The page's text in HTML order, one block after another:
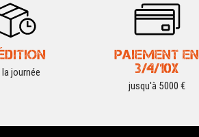
journée
PAIEMENT EN
3/4/10X
jusqu'à 5000 €